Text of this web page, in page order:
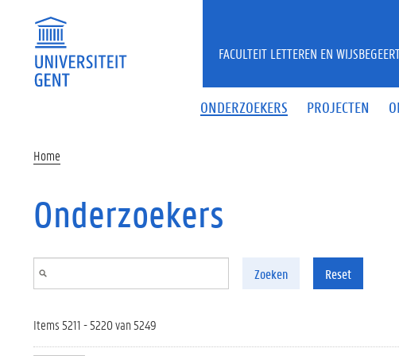
ONDERZOEKERS PROJECTEN
FACULTEIT LETTEREN EN
Home
Onderzoekers
Zoeken Reset
Items 5211 - 5220 van 5249